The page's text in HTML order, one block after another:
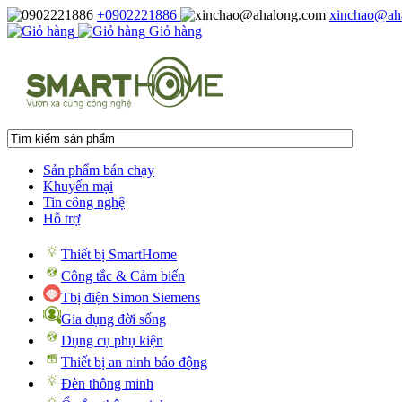
+0902221886
Giỏ hàng
Sản phẩm bán chạy
Khuyến mại
Tin công nghệ
Hỗ trợ
Thiết bị SmartHome
Công tắc & Cảm biến
Tbị điện Simon Siemens
Gia dụng đời sống
Dụng cụ phụ kiện
Thiết bị an ninh báo động
Đèn thông minh